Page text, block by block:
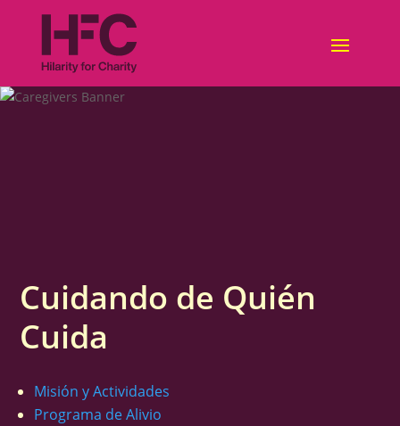
Cuidando de Quién
Cuida
Misión y Actividades
Programa de Alivio